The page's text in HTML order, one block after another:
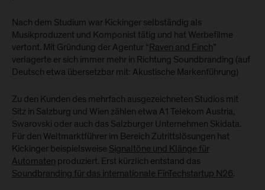
Nach dem Studium war Kickinger selbständig als
Musikproduzent und Komponist tätig und hat Werbefilme
vertont. Mit Gründung der Agentur “Raven and Finch”
verlagerte er sich immer mehr in Richtung Soundbranding (auf
Deutsch etwa übersetzbar mit: Akustische Markenführung)
Zu den Kunden des mehrfach ausgezeichneten Studios mit
Sitz in Salzburg und Wien zählen etwa A1 Telekom Austria,
Swarovski oder auch das Salzburger Unternehmen Skidata.
Für den Weltmarktführer im Bereich Zutrittslösungen hat
Kickinger beispielsweise Signaltöne und Klänge für
Automaten produziert. Erst kürzlich entstand das
Soundbranding für das internationale FinTechstartup N26.